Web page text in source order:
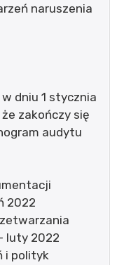
naruszenia
dniu 1 stycznia
zakończy się
audytu
2022
luty 2022
i polityk